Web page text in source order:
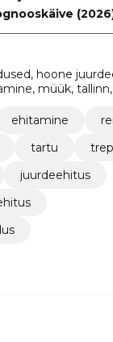
hoone
müük,
ehitamine
tartu
juurdeehitus